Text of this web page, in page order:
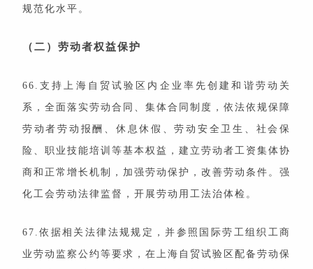
规范化水平。
（二）劳动者权益保护
66.支持上海自贸试验区内企业率先创建和谐劳动关
系，全面落实劳动合同、集体合同制度，依法依规保障
劳动者劳动报酬、休息休假、劳动安全卫生、社会保
险、职业技能培训等基本权益，建立劳动者工资集体协
商和正常增长机制，加强劳动保护，改善劳动条件。强
化工会劳动法律监督，开展劳动用工法治体检。
67.依据相关法律法规规定，并参照国际劳工组织工商
业劳动监察公约等要求，在上海自贸试验区配备劳动保